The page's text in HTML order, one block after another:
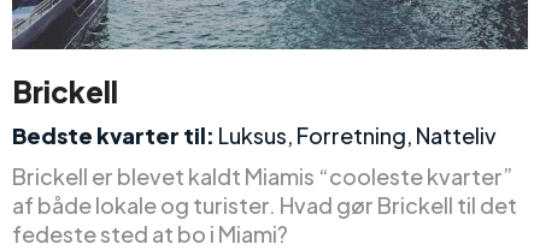
Brickell
Bedste kvarter til: Luksus, Forretning, Natteliv
Brickell er blevet kaldt Miamis “cooleste kvarter”
af både lokale og turister. Hvad gør Brickell til det
fedeste sted at bo i Miami?